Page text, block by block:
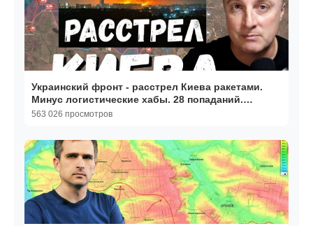
Украинский фронт - расстрел Киева ракетами.
Минус логистические хабы. 28 попаданий.
05.08.26
563 026 просмотров